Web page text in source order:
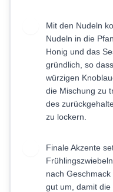
Mit den Nudeln
Nudeln in die
Honig und das
gründlich, so
würzigen
die Mischung zu
des
zu lockern.
Finale Akzente
nach
gut um, damit die